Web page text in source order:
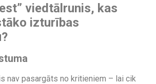
viedtālrunis, kas
izturības
nav pasargāts no kritieniem – lai cik